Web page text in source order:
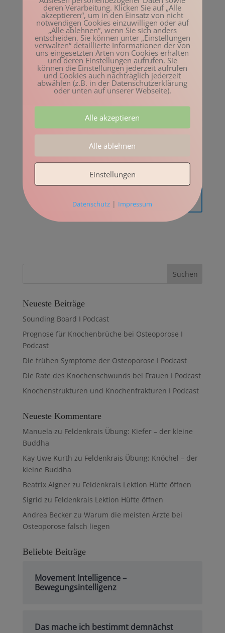
Neueste Beiträge
Sounding Board I Podcast
Prognose für Knochenbrüche bei Osteoporose I
Podcast
Die frühen Symptome der Osteoporose I Podcast
Die Rate des Knochenschwunds bei Frauen I Podcast
Knochenstrukturen und Knochenfrakturen I Podcast
Neueste Kommentare
Manuela zu Feldenkrais Übung: Kiefer – der kleine
Buddha
Kay Uwe Kurth zu Feldenkrais Übung: Knöchel – der
kleine Buddha
Beatrix Aignerzu Feldenkrais Lektion Hüfte öffnen
Sigrid zu Feldenkrais Lektion Hüfte öffnen
Andrea Beckerzu Warum die meisten Ärzte bei
Osteoporose falsch liegen
Beliebte Beiträge
Movement Intelligence –
Bewegungsintelligenz
Das mache ich bestimmt demnächst
deren Verarbeitung. Klicken Sie auf „Alle
akzeptieren“, um in den Einsatz von nicht
notwendigen Cookies einzuwilligen oder auf
„Alle ablehnen“, wenn Sie sich anders
entscheiden. Sie können unter „Einstellungen
verwalten“ detaillierte Informationen der von
uns eingesetzten Arten von Cookies erhalten
und deren Einstellungen aufrufen. Sie
können die Einstellungen jederzeit aufrufen
und Cookies auch nachträglich jederzeit
abwählen (z.B. in der Datenschutzerklärung
oder unten auf unserer Webseite).
Alle akzeptieren
Alle ablehnen
Einstellungen
Datenschutz | Impressum